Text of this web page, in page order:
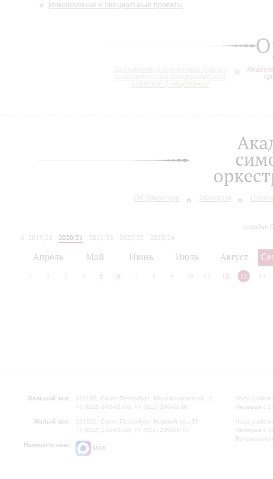
Инклюзивные и специальные проекты
Об оркестре История
сегодня
2019/20 2020/21 2021/22 2022/23
2023/24
Апрель Май Июнь Июль Август
2 3 4 5 6 7 8 9 10 12 13 14
Большой зал:
191186, Санкт-Петербург, Михайловская ул., 2
+7 (812) 240-01-00, +7 (812) 240-01-80
Малый зал:
191011, Санкт-Петербург, Невский пр., 30
+7 (812) 240-01-00, +7 (812) 240-01-70
Напишите нам:
MAX
Часы
Перерыв с
Часы
Перерыв с
Вопросы